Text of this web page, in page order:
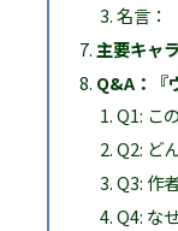
名言：
主要キャ
Q&A：『
Q1: こ
Q2: ど
Q3: 作
Q4: な